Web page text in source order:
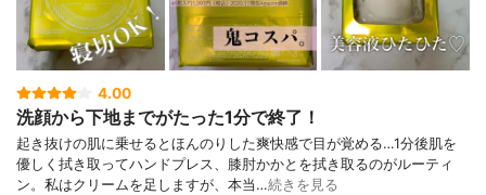
4.00
洗顔から下地までがたった1分で終了！
起き抜けの肌に乗せるとほんのりした爽快感で目が覚める…1分後肌を
優しく拭き取ってハンドプレス、膝肘かかとを拭き取るのがルーティ
ン。私はクリームを足しますが、本当…続きを見る